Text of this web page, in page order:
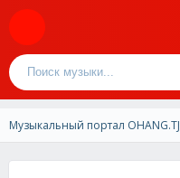
Музыкальный портал OHANG.TJ